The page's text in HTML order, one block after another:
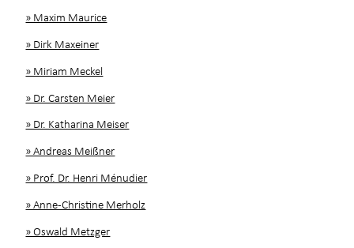
» Maxim Maurice
» Dirk Maxeiner
» Miriam Meckel
» Dr. Carsten Meier
» Dr. Katharina Meiser
» Andreas Meißner
» Prof. Dr. Henri Ménudier
» Anne-Christine Merholz
» Oswald Metzger